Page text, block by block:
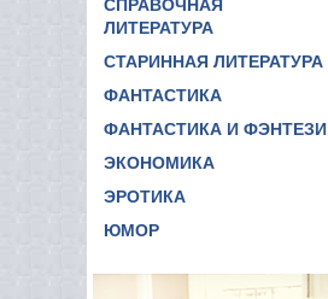
СПРАВОЧНАЯ
ЛИТЕРАТУРА
СТАРИННАЯ ЛИТЕРАТУРА
ФАНТАСТИКА
ФАНТАСТИКА И ФЭНТЕЗИ
ЭКОНОМИКА
ЭРОТИКА
ЮМОР